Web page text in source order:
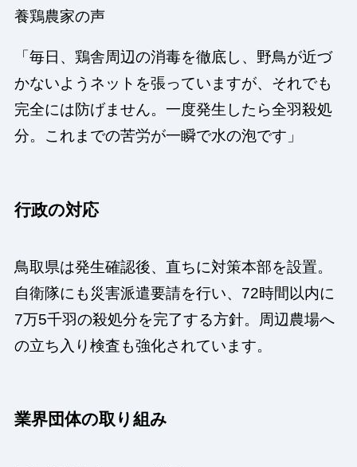
養鶏農家の声
「毎日、鶏舎周辺の消毒を徹底し、野鳥が近づ
かないようネットを張っていますが、それでも
完全には防げません。一度発生したら全羽殺処
分。これまでの苦労が一瞬で水の泡です」
行政の対応
鳥取県は発生確認後、直ちに対策本部を設置。
自衛隊にも災害派遣要請を行い、72時間以内に
7万5千羽の殺処分を完了する方針。周辺農場へ
の立ち入り検査も強化されています。
業界団体の取り組み